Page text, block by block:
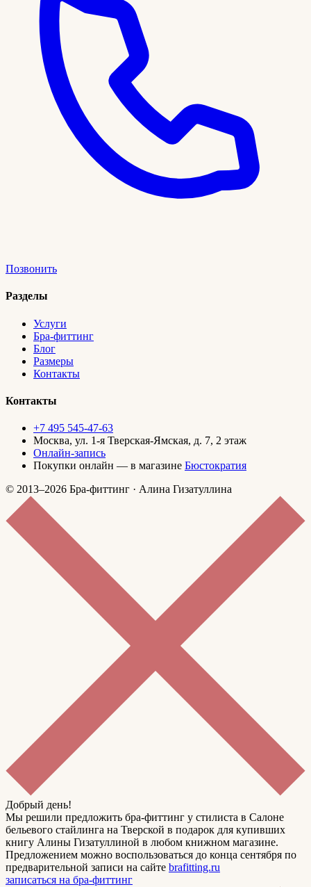
Позвонить
Разделы
Услуги
Бра-фиттинг
Блог
Размеры
Контакты
Контакты
+7 495 545-47-63
Москва, ул. 1-я Тверская-Ямская, д. 7, 2 этаж
Онлайн-запись
Покупки онлайн — в магазине Бюстократия
© 2013–2026 Бра-фиттинг · Алина Гизатуллина
Добрый день!
Мы решили предложить бра-фиттинг у стилиста в Салоне
бельевого стайлинга на Тверской в подарок для купивших
книгу Алины Гизатуллиной в любом книжном магазине.
Предложением можно воспользоваться до конца сентября по
предварительной записи на сайте brafitting.ru
записаться на бра-фиттинг